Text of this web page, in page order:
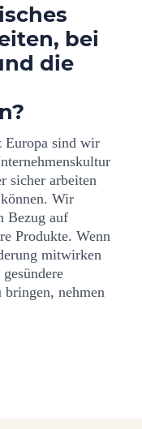
bei
die
Europa sind wir
sicher arbeiten
Wir
Bezug auf
Produkte. Wenn
mitwirken
nehmen